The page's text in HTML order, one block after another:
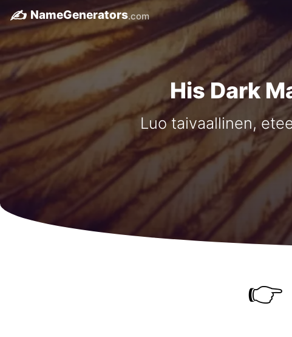
✍️ NameGenerators.com
His Dark
Luo taivaallinen,
👉